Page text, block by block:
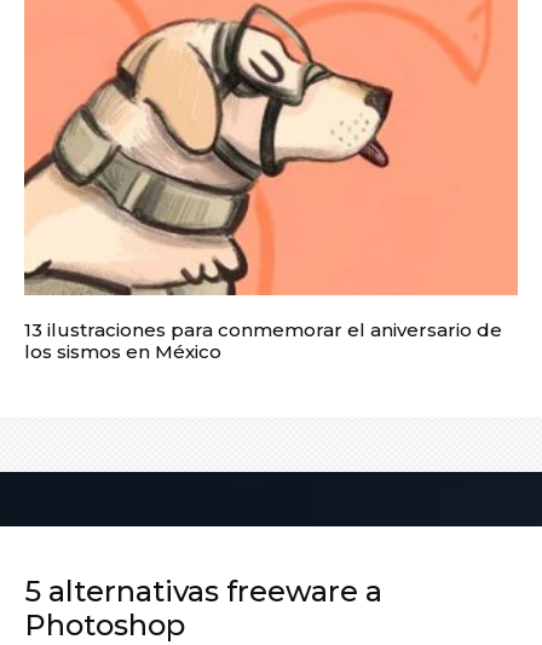
13 ilustraciones para conmemorar el aniversario de
los sismos en México
5 alternativas freeware a
Photoshop